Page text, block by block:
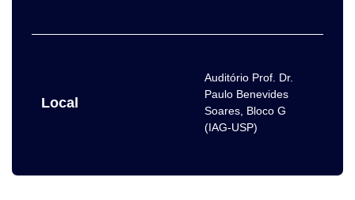
Local
Auditório Prof. Dr.
Paulo Benevides
Soares, Bloco G
(IAG-USP)